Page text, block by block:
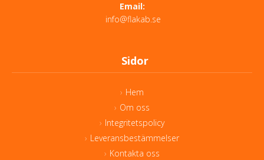
Email:
info@flakab.se
Sidor
Hem
Om oss
Integritetspolicy
Leveransbestämmelser
Kontakta oss